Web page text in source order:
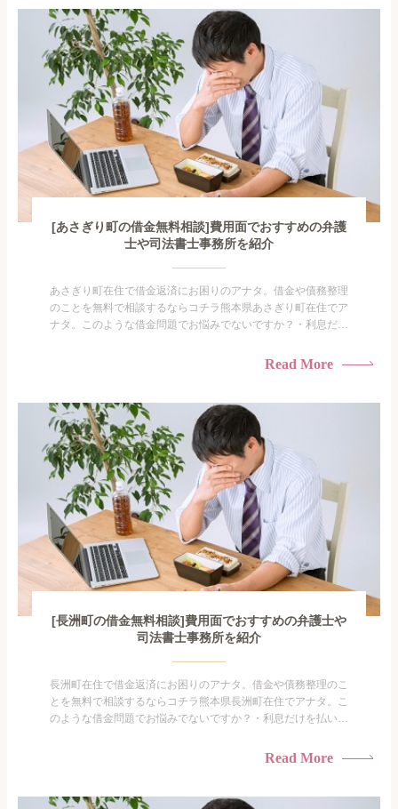
がありま...
[あさぎり町の借金無料相談]費用面でおすすめの弁護
士や司法書士事務所を紹介
あさぎり町在住で借金返済にお困りのアナタ。借金や債務整理
のことを無料で相談するならコチラ熊本県あさぎり町在住でア
ナタ。このような借金問題でお悩みでないですか？・利息だけ
家族に知られたくない・借金の催促、取り立てで憂鬱にな
探すにも限界...
Read More
[長洲町の借金無料相談]費用面でおすすめの弁護士や
司法書士事務所を紹介
長洲町在住で借金返済にお困りのアナタ。借金や債務整理のこ
とを無料で相談するならコチラ熊本県長洲町在住でアナタ。こ
のような借金問題でお悩みでないですか？・利息だけを払い続
られたくない・借金の催促、取り立てで憂鬱になる。・闇金に
がありま...
Read More